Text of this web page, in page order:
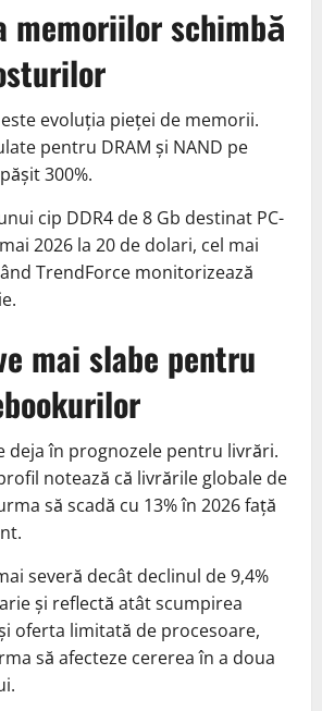
memoriilor schimbă
evoluția pieței de memorii.
pentru DRAM și NAND pe
300%.
cip DDR4 de 8 Gb destinat PC-
2026 la 20 de dolari, cel mai
TrendForce monitorizează
mai slabe pentru
deja în prognozele pentru livrări.
notează că livrările globale de
să scadă cu 13% în 2026 față
severă decât declinul de 9,4%
și reflectă atât scumpirea
oferta limitată de procesoare,
să afecteze cererea în a doua